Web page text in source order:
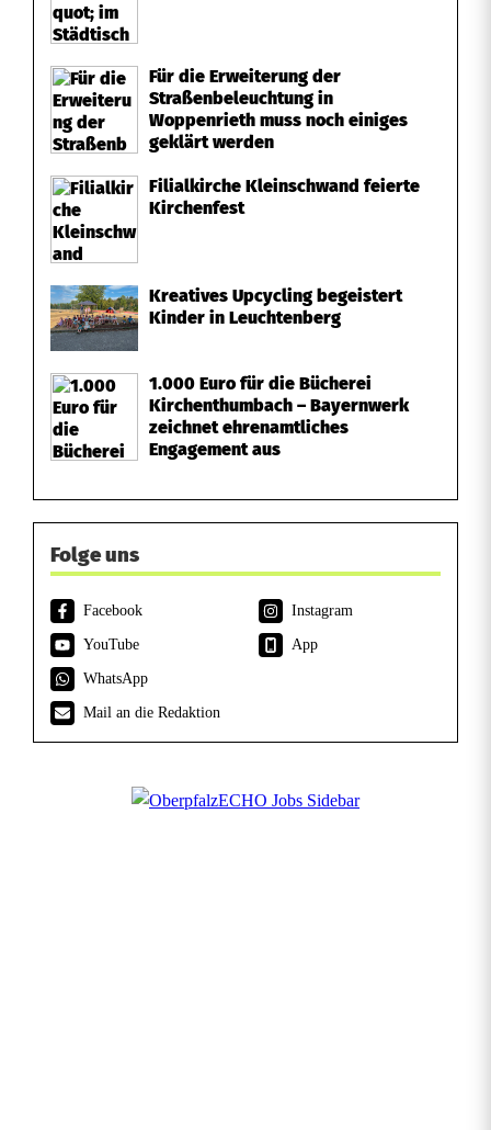
Für die Erweiterung der
Straßenbeleuchtung in
Woppenrieth muss noch einiges
geklärt werden
Filialkirche Kleinschwand feierte
Kirchenfest
Kreatives Upcycling begeistert
Kinder in Leuchtenberg
1.000 Euro für die Bücherei
Kirchenthumbach – Bayernwerk
zeichnet ehrenamtliches
Engagement aus
Folge uns
Facebook
Instagram
YouTube
App
WhatsApp
Mail an die Redaktion